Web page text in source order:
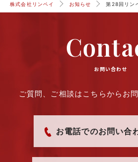
株式会社リンペイ お知らせ 第28回リンペ
お問い合わせ
ご質問、ご相談はこちらからお
お電話でのお問い合